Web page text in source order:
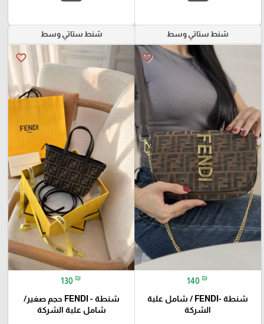
شنط ستاتي وسط
favorite_border
140 ₪
شنطة -FENDI / شامل علبة
الشركة
شنط ستاتي وسط
favorite_border
130 ₪
شنطة - FENDI حجم صغير/
شامل علبة الشركة